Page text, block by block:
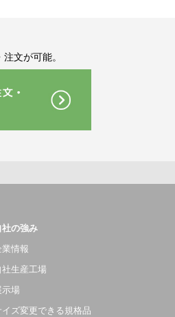
文が可能。
社の強み
業情報
社生産工場
示場
イズ変更できる規格品